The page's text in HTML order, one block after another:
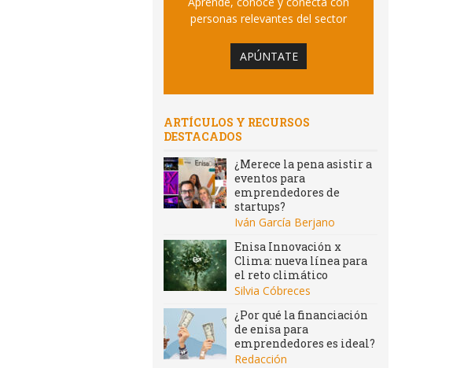
personas relevantes del sector
APÚNTATE
ARTÍCULOS Y RECURSOS
DESTACADOS
¿Merece la pena asistir a
eventos para
emprendedores de
startups?
Iván García Berjano
Enisa Innovación x
Clima: nueva línea para
el reto climático
Silvia Cóbreces
¿Por qué la financiación
de enisa para
emprendedores es ideal?
Redacción